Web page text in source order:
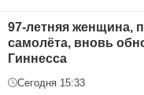
97-летняя женщина,
самолёта, вновь
Гиннесса
Сегодня 15:33